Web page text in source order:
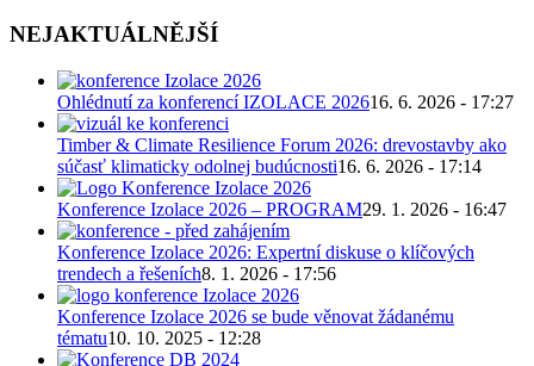
NEJAKTUÁLNĚJŠÍ
Ohlédnutí za konferencí IZOLACE 202616. 6. 2026 - 17:27
Timber & Climate Resilience Forum 2026: drevostavby ako
súčasť klimaticky odolnej budúcnosti16. 6. 2026 - 17:14
Konference Izolace 2026 – PROGRAM29. 1. 2026 - 16:47
Konference Izolace 2026: Expertní diskuse o klíčových
trendech a řešeních8. 1. 2026 - 17:56
Konference Izolace 2026 se bude věnovat žádanému
tématu10. 10. 2025 - 12:28